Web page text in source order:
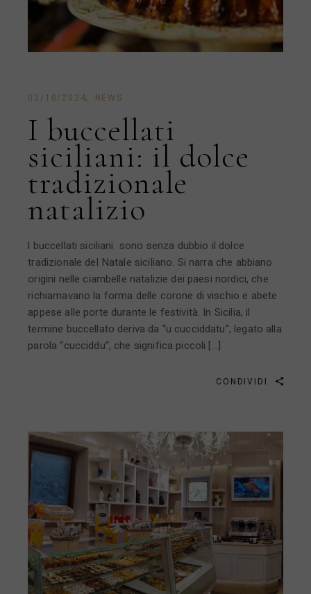
02/10/2024 NEWS
I buccellati
siciliani: il dolce
tradizionale
natalizio
l buccellati siciliani sono senza dubbio il dolce
tradizionale del Natale siciliano. Si narra che abbiano
origini nelle ciambelle natalizie dei paesi nordici, che
richiamavano la forma delle corone di vischio e abete
appese alle porte durante le festività. In Sicilia, il
termine buccellato deriva da “u cucciddatu“, legato alla
parola “cucciddu“, che significa piccoli […]
CONDIVIDI